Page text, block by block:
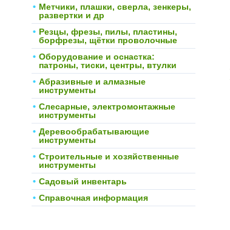
Метчики, плашки, сверла, зенкеры,
развертки и др
Резцы, фрезы, пилы, пластины,
борфрезы, щётки проволочные
Оборудование и оснастка:
патроны, тиски, центры, втулки
Абразивные и алмазные
инструменты
Слесарные, электромонтажные
инструменты
Деревообрабатывающие
инструменты
Строительные и хозяйственные
инструменты
Садовый инвентарь
Справочная информация